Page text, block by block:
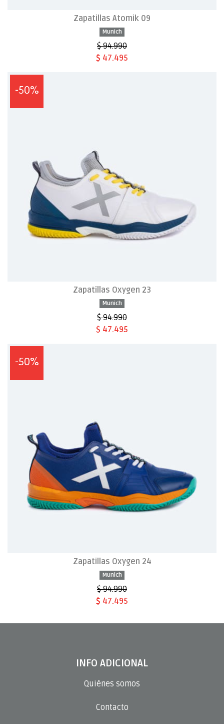
Zapatillas Atomik 09
Munich
$ 94.990
$ 47.495
-50%
Zapatillas Oxygen 23
Munich
$ 94.990
$ 47.495
-50%
Zapatillas Oxygen 24
Munich
$ 94.990
$ 47.495
INFO ADICIONAL
Quiénes somos
Contacto